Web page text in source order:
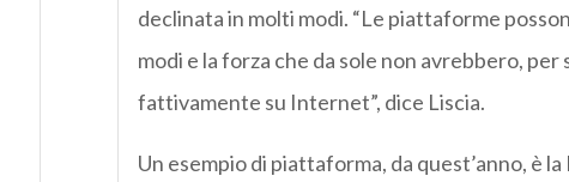
declinata in molti modi. “Le piattaforme
modi e la forza che da sole non avrebbero, per
fattivamente su Internet”, dice Liscia.
Un esempio di piattaforma, da quest’anno, è